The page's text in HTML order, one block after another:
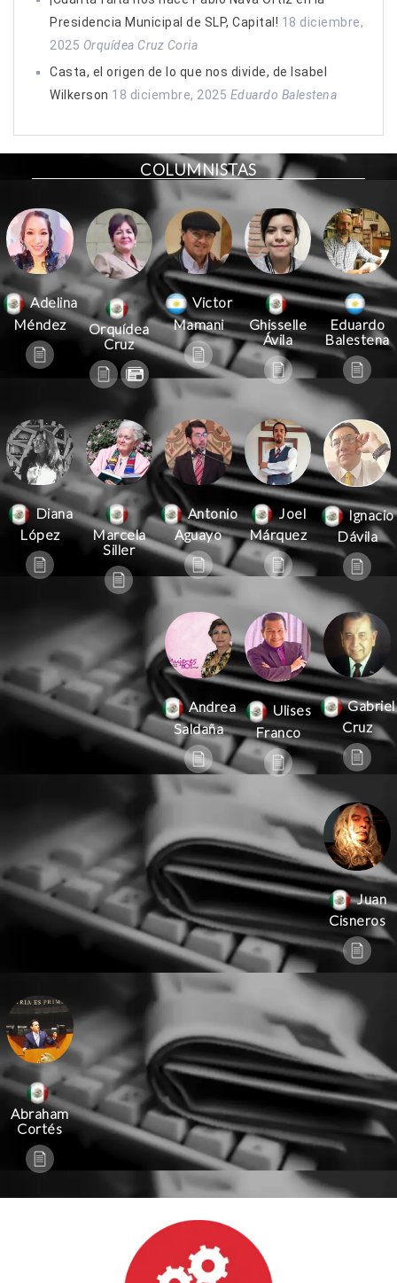
Presidencia Municipal de SLP, Capital! 18 diciembre,
2025 Orquídea Cruz Coria
Casta, el origen de lo que nos divide, de Isabel
Wilkerson 18 diciembre, 2025 Eduardo Balestena
COLUMNISTAS
Adelina
Méndez
Orquídea
Cruz
Victor
Mamani
Ghisselle
Ávila
Eduardo
Balestena
Diana
López
Marcela
Siller
Antonio
Aguayo
Joel
Márquez
Ignacio
Dávila
Andrea
Saldaña
Ulises
Franco
Gabriel
Cruz
Juan
Cisneros
Abraham
Cortés